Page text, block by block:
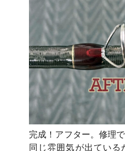
完成！アフター。修理
同じ雰囲気が出ている